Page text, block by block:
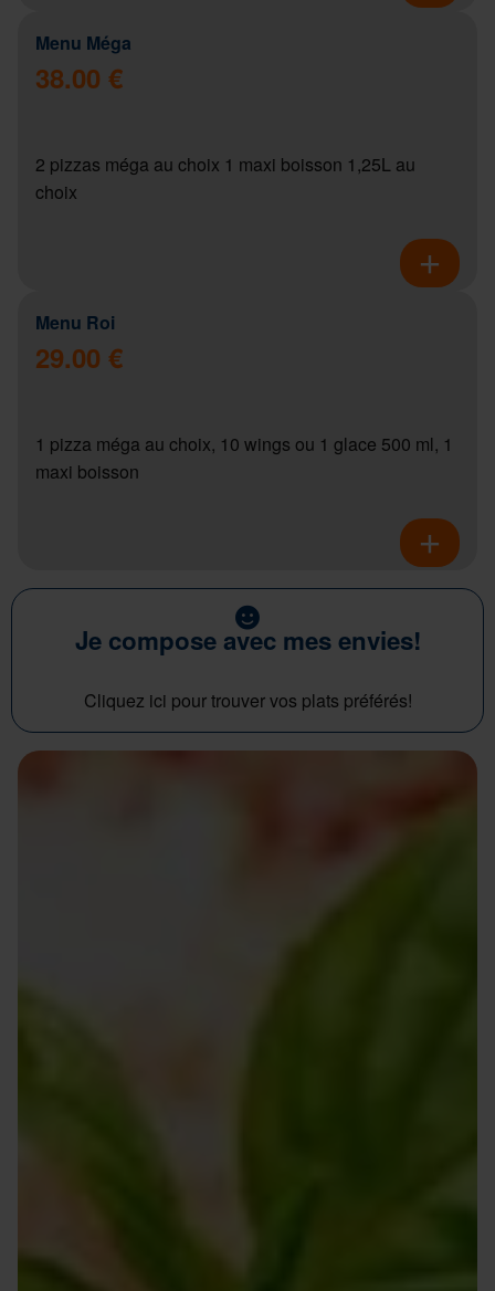
Menu Méga
38.00 €
2 pizzas méga au choix 1 maxi boisson 1,25L au
choix
Menu Roi
29.00 €
1 pizza méga au choix, 10 wings ou 1 glace 500 ml, 1
maxi boisson
Je compose avec mes envies!
Cliquez ici pour trouver vos plats préférés!